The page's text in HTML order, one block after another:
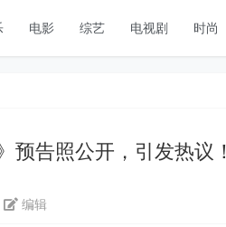
电影 综艺 电视剧 时尚
预告照公开，引发热议！
编辑